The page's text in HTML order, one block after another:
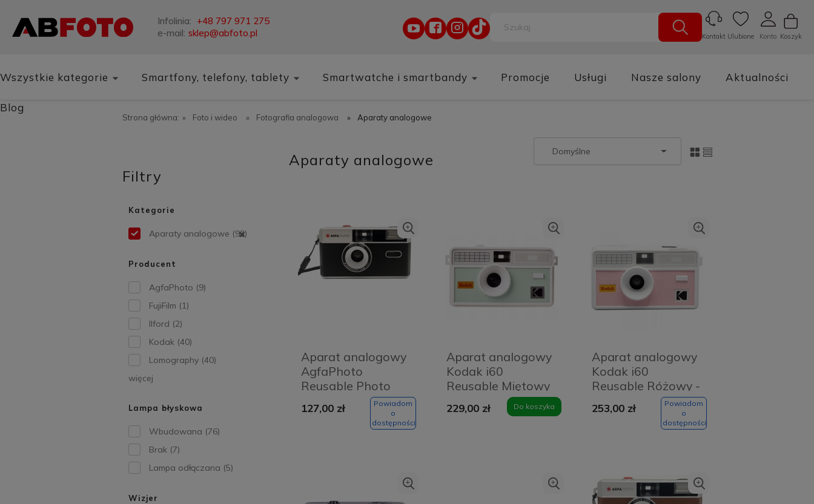
Infolinia: +48 797 971 275
e-mail: sklep@abfoto.pl Koszyk
Konto
Ulubione
Kontakt
Wszystkie kategorie Smartfony, telefony, tablety Smartwatche i smartbandy Promocje Usługi Nasze salony Aktualności
Blog
Strona główna: » Foto i wideo » Fotografia analogowa » Aparaty analogowe
Filtry
Kategorie
Aparaty analogowe (93)
Producent
AgfaPhoto (9)
FujiFilm (1)
Ilford (2)
Kodak (40)
Lomography (40)
więcej
Lampa błyskowa
Wbudowana (76)
Brak (7)
Lampa odłączana (5)
Wizjer
Aparaty analogowe
Aparat analogowy
AgfaPhoto
Reusable Photo
Camera czarny
127,00 zł
Powiadom
o
dostępności
Aparat analogowy
Kodak i60
Reusable Miętowy
229,00 zł Do koszyka
Aparat analogowy
Kodak i60
Reusable Różowy -
253,00 zł
Powiadom
o
dostępności